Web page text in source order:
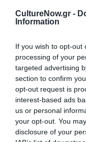
CultureNow.gr -
Information
If you wish to opt-out
processing of your
targeted advertising
section to confirm
opt-out request is
interest-based ads
us or personal
your opt-out. You
disclosure of your
Νέοι
Tags
POP - ROCK -
Newsletter
Κάθε βδομάδα
την Τέχνη και